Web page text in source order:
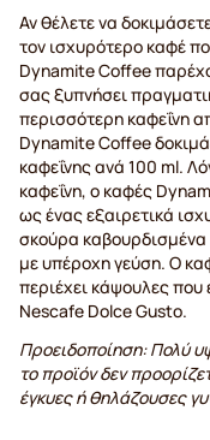
Αν θέλετε να
τον ισχυρότερο καφέ
Dynamite Coffee
σας ξυπνήσει
περισσότερη καφεΐνη
Dynamite Coffee
καφεΐνης ανά 100 ml.
καφεΐνη, ο καφές
ως ένας εξαιρετικά
σκούρα καβουρδισμένα
με υπέροχη γεύση. Ο
περιέχει κάψουλες που
Nescafe Dolce Gusto.
Προειδοποίηση: Πολύ
το προϊόν δεν
έγκυες ή θηλάζουσες